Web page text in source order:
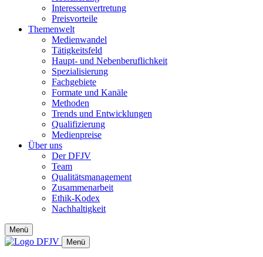
Interessenvertretung
Preisvorteile
Themenwelt
Medienwandel
Tätigkeitsfeld
Haupt- und Nebenberuflichkeit
Spezialisierung
Fachgebiete
Formate und Kanäle
Methoden
Trends und Entwicklungen
Qualifizierung
Medienpreise
Über uns
Der DFJV
Team
Qualitätsmanagement
Zusammenarbeit
Ethik-Kodex
Nachhaltigkeit
Menü
Menü